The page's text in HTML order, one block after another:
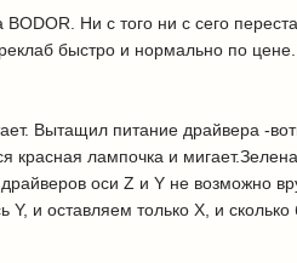
Ни с того ни с сего
быстро и нормально по
Вытащил питание драйвера -
красная лампочка и
оси Z и Y не возможно
и оставляем только X, и